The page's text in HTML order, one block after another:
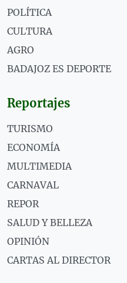
POLÍTICA
CULTURA
AGRO
BADAJOZ ES DEPORTE
Reportajes
TURISMO
ECONOMÍA
MULTIMEDIA
CARNAVAL
REPOR
SALUD Y BELLEZA
OPINIÓN
CARTAS AL DIRECTOR